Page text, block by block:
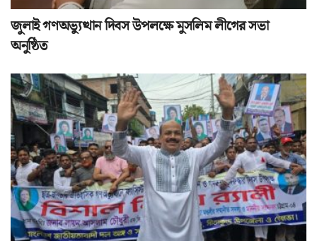
জুলাই গণঅভ্যুত্থান দিবস উপলক্ষে মুসলিম লীগের সভা
অনুষ্ঠিত